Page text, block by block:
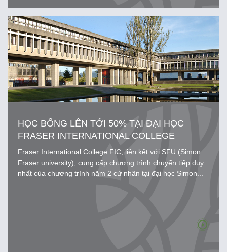
HỌC BỔNG LÊN TỚI 50% TẠI ĐẠI HỌC
FRASER INTERNATIONAL COLLEGE
Fraser International College FIC, liên kết với SFU (Simon
Fraser university), cung cấp chương trình chuyển tiếp duy
nhất của chương trình năm 2 cử nhân tại đại học Simon...